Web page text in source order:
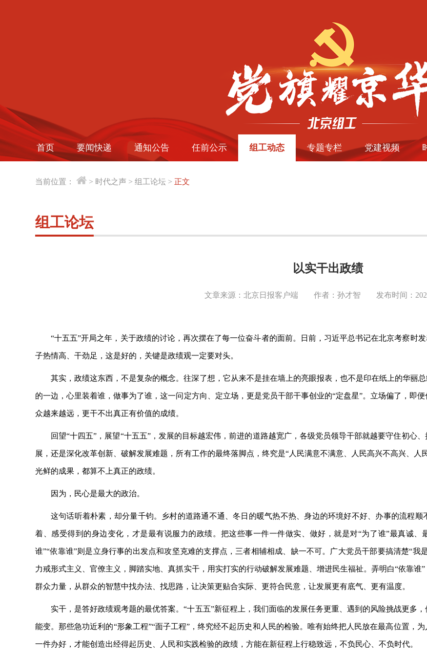
首页 要闻快递 通知公告 任前公示 组工动态 专题专栏 党建视频
当前位置： > 时代之声 > 组工论坛 > 正文
组工论坛
以实干出政绩
文章来源：北京日报客户端 作者：孙才智 发布时间：
“十五五”开局之年，关于政绩的讨论，再次摆在了每一位奋斗者的面前。日前，习近平总书记在北京考察时
子热情高、干劲足，这是好的，关键是政绩观一定要对头。
其实，政绩这东西，不是复杂的概念。往深了想，它从来不是挂在墙上的亮眼报表，也不是印在纸上的华丽
的一边，心里装着谁，做事为了谁，这一问定方向、定立场，更是党员干部干事创业的“定盘星”。立场偏了，即
众越来越远，更干不出真正有价值的成绩。
回望“十四五”，展望“十五五”，发展的目标越宏伟，前进的道路越宽广，各级党员领导干部就越要守住初心
展，还是深化改革创新、破解发展难题，所有工作的最终落脚点，终究是“人民满意不满意、人民高兴不高兴、
光鲜的成果，都算不上真正的政绩。
因为，民心是最大的政治。
这句话听着朴素，却分量千钧。乡村的道路通不通、冬日的暖气热不热、身边的环境好不好、办事的流程顺
着、感受得到的身边变化，才是最有说服力的政绩。把这些事一件一件做实、做好，就是对“为了谁”最真诚、
谁”“依靠谁”则是立身行事的出发点和攻坚克难的支撑点，三者相辅相成、缺一不可。广大党员干部要搞清楚“我
力戒形式主义、官僚主义，脚踏实地、真抓实干，用实打实的行动破解发展难题、增进民生福祉。弄明白“依靠
群众力量，从群众的智慧中找办法、找思路，让决策更贴合实际、更符合民意，让发展更有底气、更有温度。
实干，是答好政绩观考题的最优答案。“十五五”新征程上，我们面临的发展任务更重、遇到的风险挑战更多
能变。那些急功近利的“形象工程”“面子工程”，终究经不起历史和人民的检验。唯有始终把人民放在最高位置，
一件办好，才能创造出经得起历史、人民和实践检验的政绩，方能在新征程上行稳致远，不负民心、不负时代。